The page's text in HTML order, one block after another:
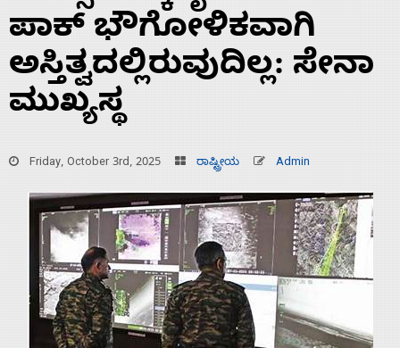
ಪಾಕ್ ಭೌಗೋಳಿಕವಾಗಿ
ಅಸ್ತಿತ್ವದಲ್ಲಿರುವುದಿಲ್ಲ: ಸೇನಾ
ಮುಖ್ಯಸ್ಥ
Friday, October 3rd, 2025 ರಾಷ್ಟ್ರೀಯ Admin